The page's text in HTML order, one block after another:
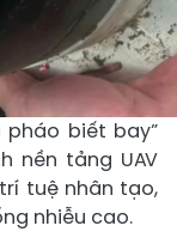
pháo biết bay”
nền tảng UAV
tuệ nhân tạo,
nhiễu cao.